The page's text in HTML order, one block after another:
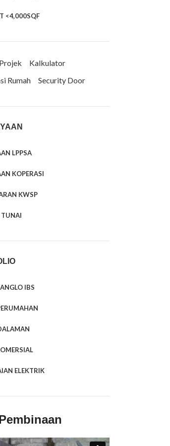
<4,000SQF
Kalkulator
Rumah
Security Door
LPPSA
KOPERASI
KWSP
TUNAI
IBS
ELEKTRIK